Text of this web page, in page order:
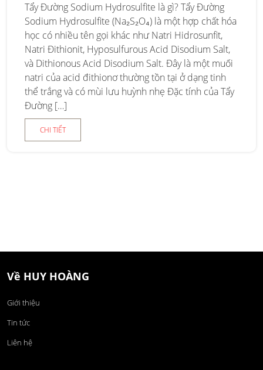
Tẩy Đường Sodium Hydrosulfite là gì? Tẩy Đường
Sodium Hydrosulfite (Na₂S₂O₄) là một hợp chất hóa
học có nhiều tên gọi khác như Natri Hidrosunfit,
Natri Đithionit, Hyposulfurous Acid Disodium Salt,
và Dithionous Acid Disodium Salt. Đây là một muối
natri của acid đithionơ thường tồn tại ở dạng tinh
thể trắng và có mùi lưu huỳnh nhẹ Đặc tính của Tẩy
Đường […]
CHI TIẾT
Về HUY HOÀNG
Giới thiệu
Tin tức
Liên hệ